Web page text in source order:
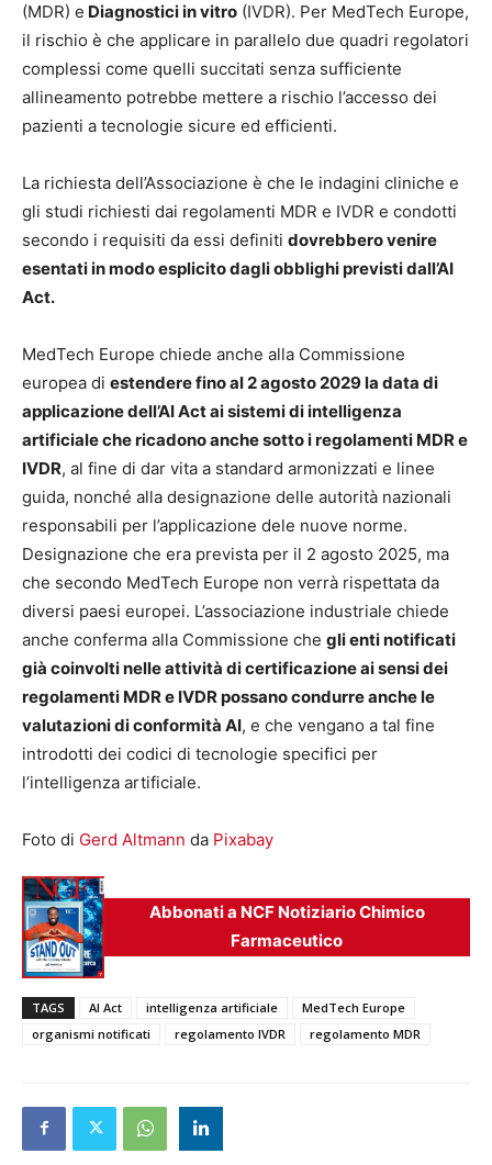
(MDR) e Diagnostici in vitro (IVDR). Per MedTech Europe,
il rischio è che applicare in parallelo due quadri regolatori
complessi come quelli succitati senza sufficiente
allineamento potrebbe mettere a rischio l’accesso dei
pazienti a tecnologie sicure ed efficienti.
La richiesta dell’Associazione è che le indagini cliniche e
gli studi richiesti dai regolamenti MDR e IVDR e condotti
secondo i requisiti da essi definiti dovrebbero venire
esentati in modo esplicito dagli obblighi previsti dall’AI
Act.
MedTech Europe chiede anche alla Commissione
europea di estendere fino al 2 agosto 2029 la data di
applicazione dell’AI Act ai sistemi di intelligenza
artificiale che ricadono anche sotto i regolamenti MDR e
IVDR, al fine di dar vita a standard armonizzati e linee
guida, nonché alla designazione delle autorità nazionali
responsabili per l’applicazione dele nuove norme.
Designazione che era prevista per il 2 agosto 2025, ma
che secondo MedTech Europe non verrà rispettata da
diversi paesi europei. L’associazione industriale chiede
anche conferma alla Commissione che gli enti notificati
già coinvolti nelle attività di certificazione ai sensi dei
regolamenti MDR e IVDR possano condurre anche le
valutazioni di conformità AI, e che vengano a tal fine
introdotti dei codici di tecnologie specifici per
l’intelligenza artificiale.
Foto di Gerd Altmann da Pixabay
Abbonati a NCF Notiziario Chimico
Farmaceutico
TAGS AI Act intelligenza artificiale
MedTech Europe
organismi notificati
regolamento IVDR regolamento MDR